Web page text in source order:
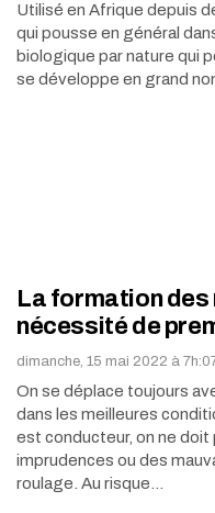
Utilisé en Afrique depuis
qui pousse en général
biologique par nature qui
se développe en grand
La formation
nécessité de
dimanche, 15 mai 2022 à
On se déplace toujours
dans les meilleures
est conducteur, on ne
imprudences ou des
roulage. Au risque…